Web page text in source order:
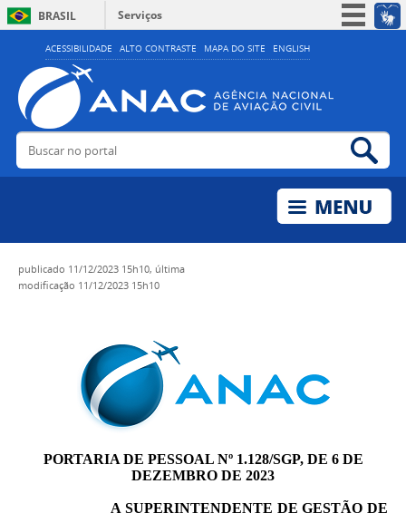
ACESSIBILIDADE ALTO CONTRASTE MAPA DO SITE ENGLISH
BRASIL
Serviços
Simplifique!
Acesso à informação
Legislação
Buscar no portal
publicado 11/12/2023 15h10, última
modificação 11/12/2023 15h10
PORTARIA DE PESSOAL Nº 1.128/SGP, DE 6 DE
DEZEMBRO DE 2023
A SUPERINTENDENTE DE GESTÃO DE